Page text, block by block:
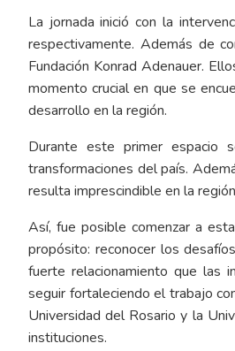
La jornada inició con la
respectivamente. Además de
Fundación Konrad Adenauer.
momento crucial en que se
desarrollo en la región.
Durante este primer espacio
transformaciones del país.
resulta imprescindible en la
Así, fue posible comenzar a
propósito: reconocer los
fuerte relacionamiento que las
seguir fortaleciendo el trabajo
Universidad del Rosario y la
instituciones.